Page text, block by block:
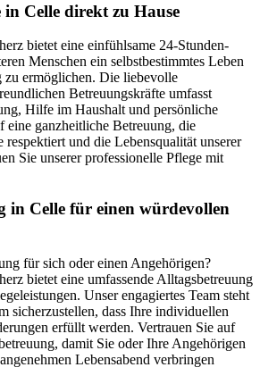
in Celle direkt zu Hause
bietet eine einfühlsame 24-Stunden-
Menschen ein selbstbestimmtes Leben
zu ermöglichen. Die liebevolle
Betreuungskräfte umfasst
Hilfe im Haushalt und persönliche
eine ganzheitliche Betreuung, die
und die Lebensqualität unserer
Sie unserer professionelle Pflege mit
in Celle für einen würdevollen
für sich oder einen Angehörigen?
bietet eine umfassende Alltagsbetreuung
Unser engagiertes Team steht
sicherzustellen, dass Ihre individuellen
erfüllt werden. Vertrauen Sie auf
damit Sie oder Ihre Angehörigen
Lebensabend verbringen